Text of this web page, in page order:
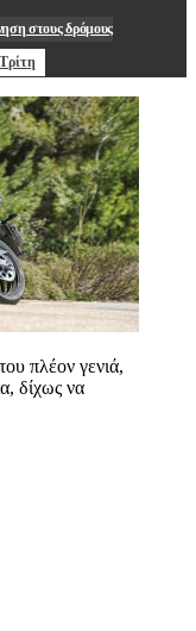
στους δρόμους
πλέον γενιά,
δίχως να